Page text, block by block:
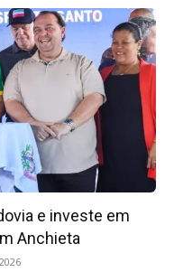
e investe em
Anchieta